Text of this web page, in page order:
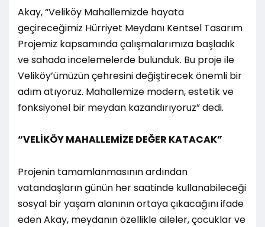
Akay, “Veliköy Mahallemizde hayata
geçireceğimiz Hürriyet Meydanı Kentsel Tasarım
Projemiz kapsamında çalışmalarımıza başladık
ve sahada incelemelerde bulunduk. Bu proje ile
Veliköy’ümüzün çehresini değiştirecek önemli bir
adım atıyoruz. Mahallemize modern, estetik ve
fonksiyonel bir meydan kazandırıyoruz” dedi.
“VELİKÖY MAHALLEMİZE DEĞER KATACAK”
Projenin tamamlanmasının ardından
vatandaşların günün her saatinde kullanabileceği
sosyal bir yaşam alanının ortaya çıkacağını ifade
eden Akay, meydanın özellikle aileler, çocuklar ve